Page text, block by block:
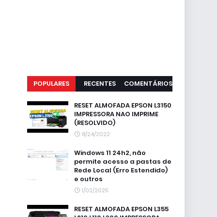
POPULARES RECENTES COMENTÁRIOS
RESET ALMOFADA EPSON L3150
IMPRESSORA NAO IMPRIME
(RESOLVIDO)
8/24/2022
Windows 11 24h2, não
permite acesso a pastas de
Rede Local (Erro Estendido)
e outros
1/02/2025
RESET ALMOFADA EPSON L355